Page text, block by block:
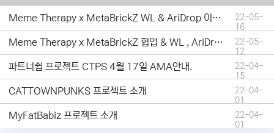
Meme Therapy x MetaBrickZ WL & AriDrop 이벤트 결과안내!
22-05-
16
Meme Therapy x MetaBrickZ 협업 & WL , AriDrop 이벤트 안내
22-05-
12
파트너쉽 프로젝트 CTPS 4월 17일 AMA안내.
22-04-
15
CATTOWNPUNKS 프로젝트 소개
22-04-
01
MyFatBabiz 프로젝트 소개
22-04-
01